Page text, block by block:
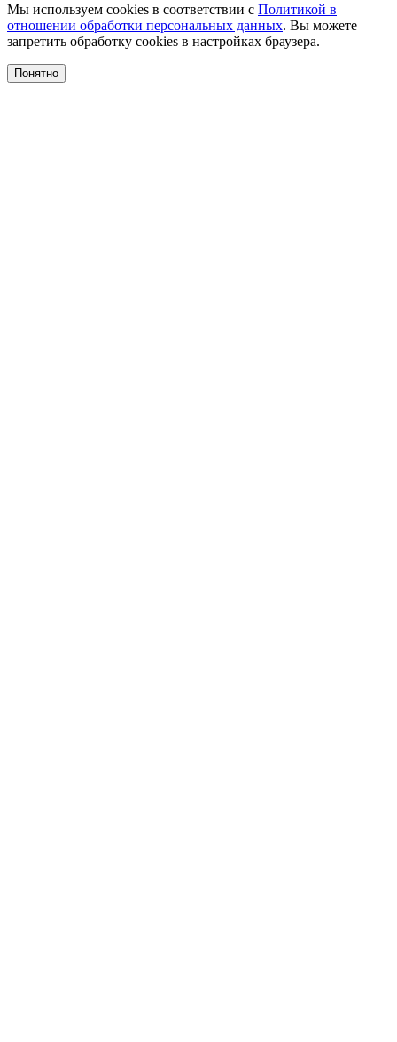
Мы используем cookies в соответствии с Политикой в
отношении обработки персональных данных. Вы можете
запретить обработку cookies в настройках браузера.
Понятно